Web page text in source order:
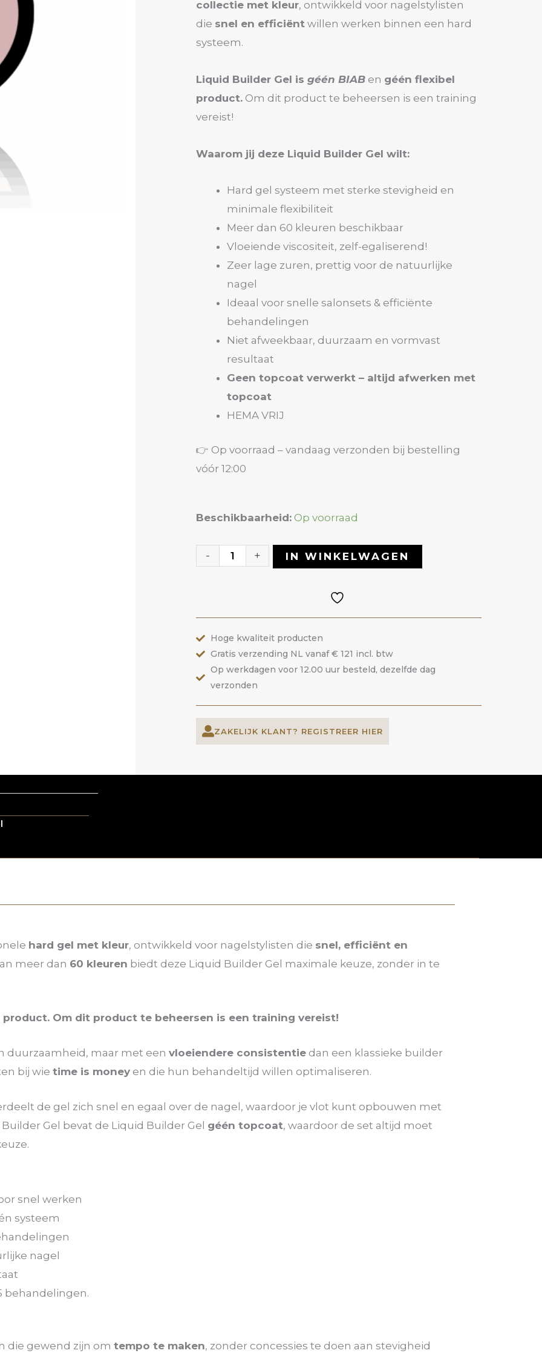
collectie met kleur, ontwikkeld voor nagelstylisten
die snel en efficiënt willen werken binnen een hard
systeem.
Liquid Builder Gel is géén BIAB en géén flexibel
product. Om dit product te beheersen is een training
vereist!
Waarom jij deze Liquid Builder Gel wilt:
Hard gel systeem met sterke stevigheid en
minimale flexibiliteit
Meer dan 60 kleuren beschikbaar
Vloeiende viscositeit, zelf-egaliserend!
Zeer lage zuren, prettig voor de natuurlijke
nagel
Ideaal voor snelle salonsets & efficiënte
behandelingen
Niet afweekbaar, duurzaam en vormvast
resultaat
Geen topcoat verwerkt – altijd afwerken met
topcoat
HEMA VRIJ
👉 Op voorraad – vandaag verzonden bij bestelling
vóór 12:00
Beschikbaarheid: Op voorraad
-
Liquid
Gel
ANOLE
aantal
+ IN WINKELWAGEN
Hoge kwaliteit producten
Gratis verzending NL vanaf € 121 incl. btw
Op werkdagen voor 12.00 uur besteld, dezelfde dag
verzonden
ZAKELIJK KLANT? REGISTREER HIER
hard gel met kleur, ontwikkeld voor nagelstylisten die snel, efficiënt en
meer dan 60 kleuren biedt deze Liquid Builder Gel maximale keuze, zonder in te
product. Om dit product te beheersen is een training vereist!
duurzaamheid, maar met een vloeiendere consistentie dan een klassieke builder
bij wie time is money en die hun behandeltijd willen optimaliseren.
de gel zich snel en egaal over de nagel, waardoor je vlot kunt opbouwen met
Gel bevat de Liquid Builder Gel géén topcoat, waardoor de set altijd moet
snel werken
systeem
nagel
behandelingen.
die gewend zijn om tempo te maken, zonder concessies te doen aan stevigheid